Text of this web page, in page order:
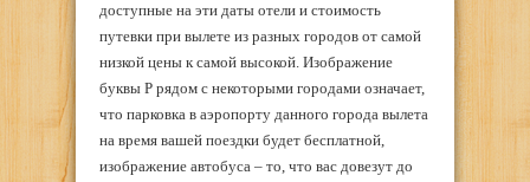
доступные на эти даты отели и стоимость
путевки при вылете из разных городов от самой
низкой цены к самой высокой. Изображение
буквы P рядом с некоторыми городами означает,
что парковка в аэропорту данного города вылета
на время вашей поездки будет бесплатной,
изображение автобуса – то, что вас довезут до